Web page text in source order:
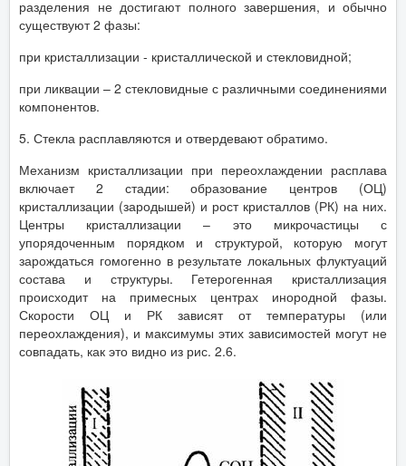
разделения не достигают полного завершения, и обычно
существуют 2 фазы:
при кристаллизации - кристаллической и стекловидной;
при ликвации – 2 стекловидные с различными соединениями
компонентов.
5. Стекла расплавляются и отвердевают обратимо.
Механизм кристаллизации при переохлаждении расплава
включает 2 стадии: образование центров (ОЦ)
кристаллизации (зародышей) и рост кристаллов (РК) на них.
Центры кристаллизации – это микрочастицы с
упорядоченным порядком и структурой, которую могут
зарождаться гомогенно в результате локальных флуктуаций
состава и структуры. Гетерогенная кристаллизация
происходит на примесных центрах инородной фазы.
Скорости ОЦ и РК зависят от температуры (или
переохлаждения), и максимумы этих зависимостей могут не
совпадать, как это видно из рис. 2.6.